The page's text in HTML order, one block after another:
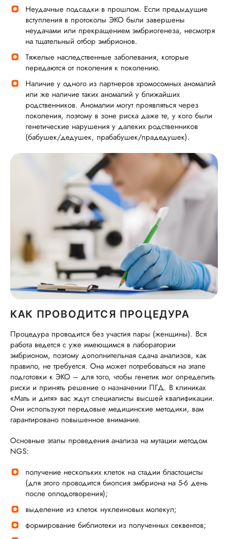
Неудачные подсадки в прошлом. Если предыдущие
вступления в протоколы ЭКО были завершены
неудачами или прекращением эмбриогенеза, несмотря
на тщательный отбор эмбрионов.
Тяжелые наследственные заболевания, которые
передаются от поколения к поколению.
Наличие у одного из партнеров хромосомных аномалий
или же наличие таких аномалий у ближайших
родственников. Аномалии могут проявляться через
поколения, поэтому в зоне риска даже те, у кого были
генетические нарушения у далеких родственников
(бабушек/дедушек, прабабушек/прадедушек).
КАК ПРОВОДИТСЯ ПРОЦЕДУРА
Процедура проводится без участия пары (женщины). Вся
работа ведется с уже имеющимся в лаборатории
эмбрионом, поэтому дополнительная сдача анализов, как
правило, не требуется. Она может потребоваться на этапе
подготовки к ЭКО – для того, чтобы генетик мог определить
риски и принять решение о назначении ПГД. В клиниках
«Мать и дитя» вас ждут специалисты высшей квалификации.
Они используют передовые медицинские методики, вам
гарантировано повышенное внимание.
Основные этапы проведения анализа на мутации методом
NGS:
получение нескольких клеток на стадии бластоцисты
(для этого проводится биопсия эмбриона на 5-6 день
после оплодотворения);
выделение из клеток нуклеиновых молекул;
формирование библиотеки из полученных секвентов;